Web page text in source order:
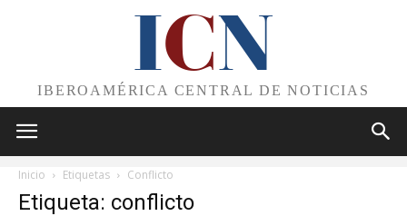
ICN
IBEROAMÉRICA CENTRAL DE NOTICIAS
Inicio Etiquetas Conflicto
Etiqueta: conflicto